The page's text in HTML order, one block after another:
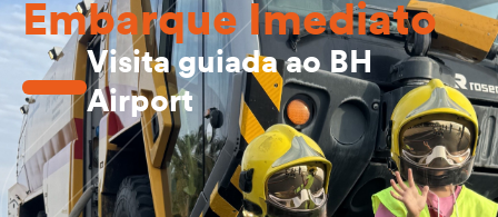
Embarque Imediato
Visita guiada ao BH
Airport